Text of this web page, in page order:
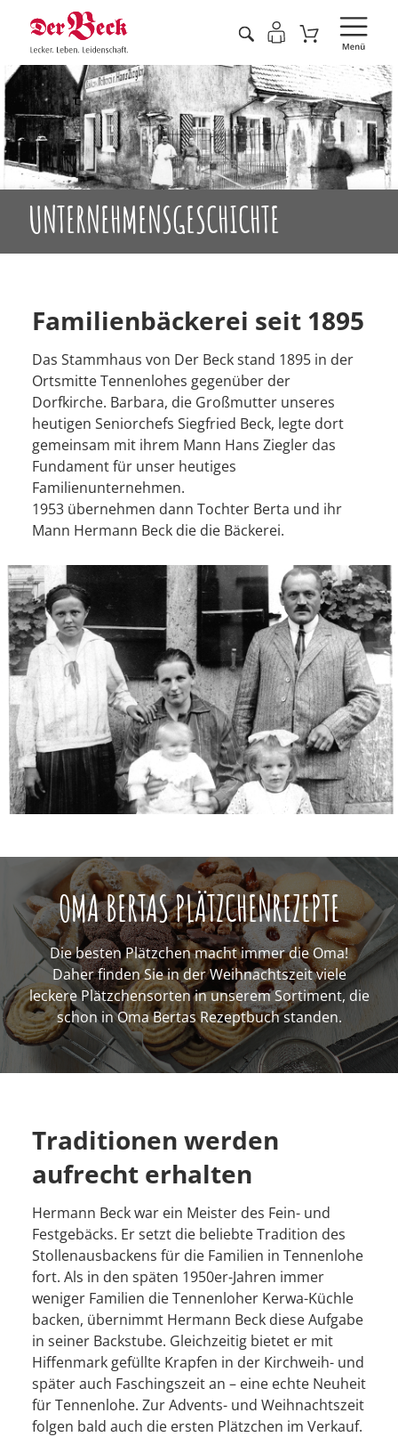
UNTERNEHMENSGESCHICHTE
Familienbäckerei seit 1895
Das Stammhaus von Der Beck stand 1895 in der
Ortsmitte Tennenlohes gegenüber der
Dorfkirche. Barbara, die Großmutter unseres
heutigen Seniorchefs Siegfried Beck, legte dort
gemeinsam mit ihrem Mann Hans Ziegler das
Fundament für unser heutiges
Familienunternehmen.
1953 übernehmen dann Tochter Berta und ihr
Mann Hermann Beck die die Bäckerei.
OMA BERTAS PLÄTZCHENREZEPTE
Die besten Plätzchen macht immer die Oma!
Daher finden Sie in der Weihnachtszeit viele
leckere Plätzchensorten in unserem Sortiment, die
schon in Oma Bertas Rezeptbuch standen.
Traditionen werden
aufrecht erhalten
Hermann Beck war ein Meister des Fein- und
Festgebäcks. Er setzt die beliebte Tradition des
Stollenausbackens für die Familien in Tennenlohe
fort. Als in den späten 1950er-Jahren immer
weniger Familien die Tennenloher Kerwa-Küchle
backen, übernimmt Hermann Beck diese Aufgabe
in seiner Backstube. Gleichzeitig bietet er mit
Hiffenmark gefüllte Krapfen in der Kirchweih- und
später auch Faschingszeit an – eine echte Neuheit
für Tennenlohe. Zur Advents- und Weihnachtszeit
folgen bald auch die ersten Plätzchen im Verkauf.